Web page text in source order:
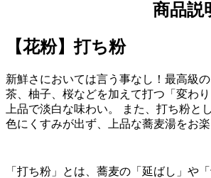
商品説
【花粉】打ち粉
新鮮さにおいては言う事なし！最高級
茶、柚子、桜などを加えて打つ「変わり
上品で淡白な味わい。 また、打ち粉と
色にくすみが出ず、上品な蕎麦湯をお楽
「打ち粉」とは、蕎麦の「延ばし」や